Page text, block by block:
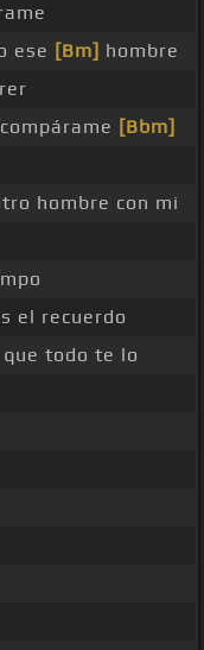
ese [Bm] hombre
[Bbm]
hombre con mi
el recuerdo
todo te lo